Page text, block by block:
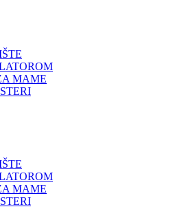
MAME
MAME